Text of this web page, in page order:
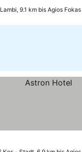
Lambi, 9.1 km bis Agios Fokas